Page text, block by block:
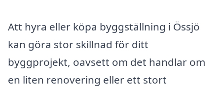
Att hyra eller köpa byggställning i Össjö
kan göra stor skillnad för ditt
byggprojekt, oavsett om det handlar om
en liten renovering eller ett stort